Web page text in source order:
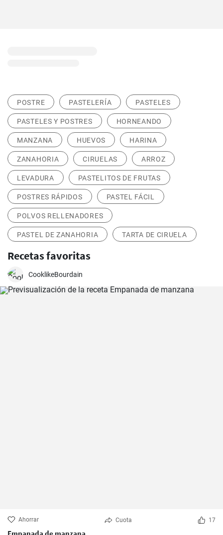
POSTRE PASTELERÍA PASTELES
PASTELES Y POSTRES HORNEANDO
MANZANA HUEVOS HARINA
ZANAHORIA CIRUELAS ARROZ
LEVADURA PASTELITOS DE FRUTAS
POSTRES RÁPIDOS PASTEL FÁCIL
POLVOS RELLENADORES
PASTEL DE ZANAHORIA TARTA DE CIRUELA
Recetas favoritas
CooklikeBourdain
Ahorrar Cuota 17